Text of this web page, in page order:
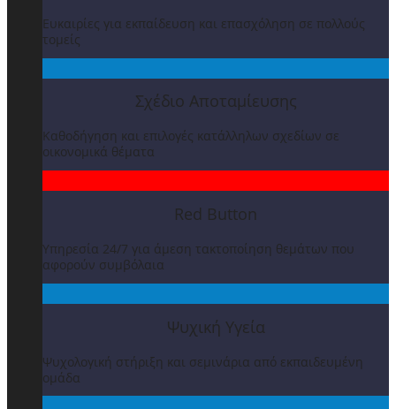
Ευκαιρίες για εκπαίδευση και επασχόληση σε πολλούς
τομείς
Σχέδιο Αποταμίευσης
Καθοδήγηση και επιλογές κατάλληλων σχεδίων σε
οικονομικά θέματα
Red Button
Υπηρεσία 24/7 για άμεση τακτοποίηση θεμάτων που
αφορούν συμβόλαια
Ψυχική Υγεία
Ψυχολογική στήριξη και σεμινάρια από εκπαιδευμένη
ομάδα